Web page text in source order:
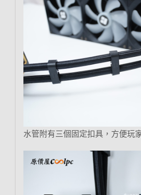
水管附有三個固定扣具，方便玩